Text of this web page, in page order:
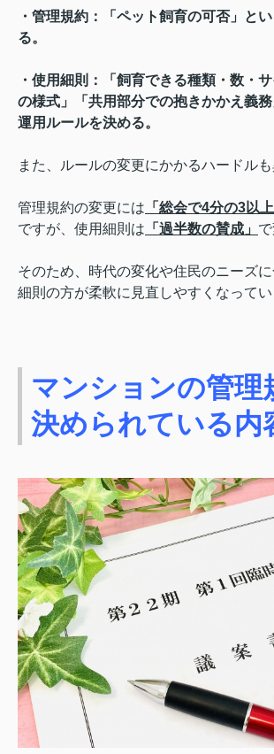
・管理規約：「ペット飼育の可否」と
る。
・使用細則：「飼育できる種類・数・
の様式」「共用部分での抱きかかえ義
運用ルールを決める。
また、ルールの変更にかかるハードルも
管理規約の変更には 「総会で4分の3以
ですが、使用細則は 「過半数の賛成」
そのため、時代の変化や住民のニーズ
細則の方が柔軟に見直しやすくなってい
マンションの管理
決められている内